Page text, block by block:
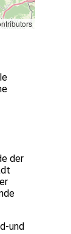
der
und